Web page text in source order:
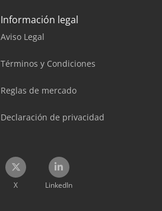
Información legal
Aviso Legal
Términos y Condiciones
Reglas de mercado
Declaración de privacidad
X LinkedIn